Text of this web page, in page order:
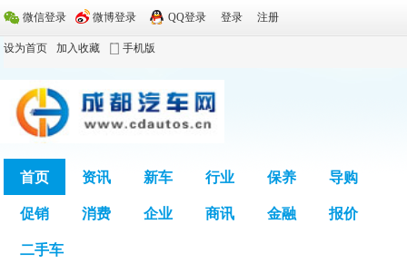
微信登录 微博登录 QQ登录 登录 注册
设为首页 加入收藏 手机版
首页 资讯 新车 行业 保养 导购
促销 消费 企业 商讯 金融 报价
二手车